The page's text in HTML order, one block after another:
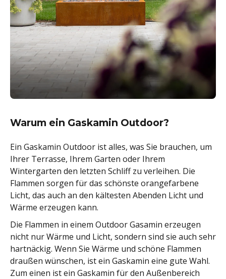
Warum ein Gaskamin Outdoor?
Ein Gaskamin Outdoor ist alles, was Sie brauchen, um
Ihrer Terrasse, Ihrem Garten oder Ihrem
Wintergarten den letzten Schliff zu verleihen. Die
Flammen sorgen für das schönste orangefarbene
Licht, das auch an den kältesten Abenden Licht und
Wärme erzeugen kann.
Die Flammen in einem Outdoor Gasamin erzeugen
nicht nur Wärme und Licht, sondern sind sie auch sehr
hartnäckig. Wenn Sie Wärme und schöne Flammen
draußen wünschen, ist ein Gaskamin eine gute Wahl.
Zum einen ist ein Gaskamin für den Außenbereich